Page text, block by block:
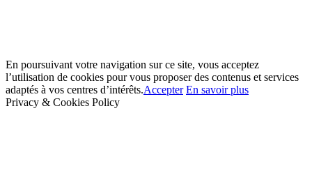
En poursuivant votre navigation sur ce site, vous acceptez
l’utilisation de cookies pour vous proposer des contenus et services
adaptés à vos centres d’intérêts.Accepter En savoir plus
Privacy & Cookies Policy